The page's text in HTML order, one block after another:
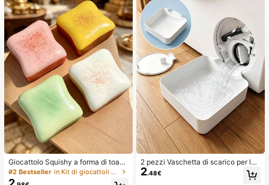
Giocattolo Squishy a forma di toast
extra large, super morbido, giocattol
o antistress a forma di toast al burr
#2 Bestseller in Kit di giocattoli da viaggio Giocattoli da spre
2 pezzi Vaschetta di scarico per lav
atrice, Tappetino di protezione imp
ermeabile per pavimento della lava
2.48€